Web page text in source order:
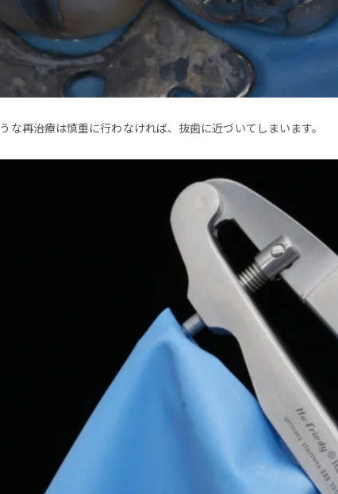
な再治療は慎重に行わなければ、抜歯に近づいてしまいます。